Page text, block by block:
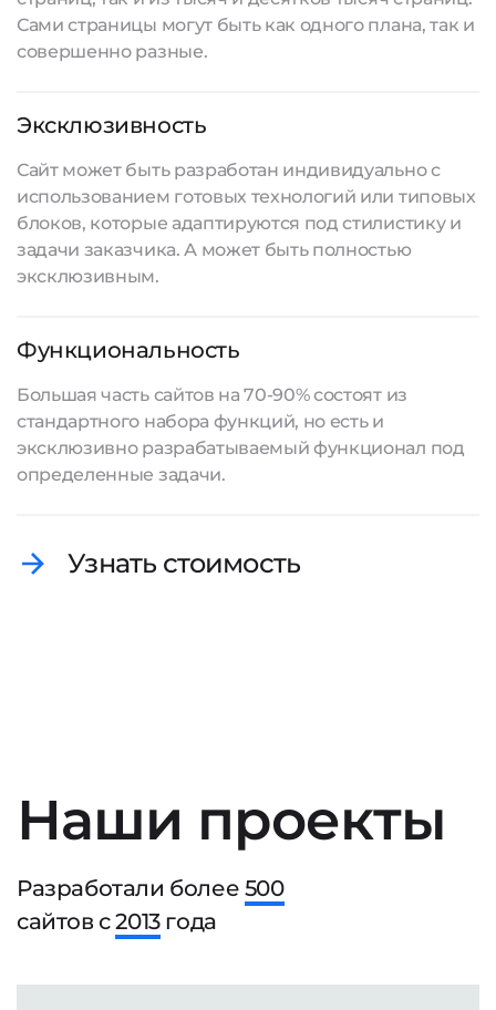
Сами страницы могут быть как одного плана, так и
совершенно разные.
Эксклюзивность
Сайт может быть разработан индивидуально с
использованием готовых технологий или типовых
блоков, которые адаптируются под стилистику и
задачи заказчика. А может быть полностью
эксклюзивным.
Функциональность
Большая часть сайтов на 70-90% состоят из
стандартного набора функций, но есть и
эксклюзивно разрабатываемый функционал под
определенные задачи.
Узнать стоимость
Наши проекты
Разработали более 500
сайтов с2013года